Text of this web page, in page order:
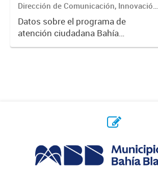
Dirección de Comunicación, Innovación
Pública y Transformación Digital
Datos sobre el programa de
atención ciudadana Bahía
Responde hasta enero 2024. Se